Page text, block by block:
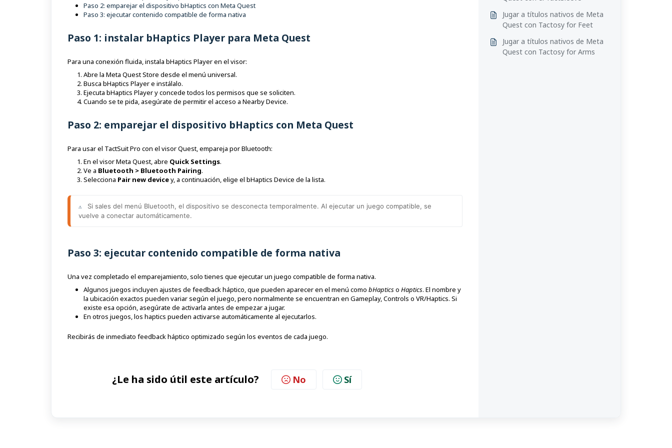
Paso 2: emparejar el dispositivo bHaptics con Meta Quest
Paso 3: ejecutar contenido compatible de forma nativa
Paso 1: instalar bHaptics Player para Meta Quest
Para una conexión fluida, instala bHaptics Player en el visor:
Abre la Meta Quest Store desde el menú universal.
Busca bHaptics Player e instálalo.
Ejecuta bHaptics Player y concede todos los permisos que se soliciten.
Cuando se te pida, asegúrate de permitir el acceso a Nearby Device.
Paso 2: emparejar el dispositivo bHaptics con Meta Quest
Para usar el TactSuit Pro con el visor Quest, empareja por Bluetooth:
En el visor Meta Quest, abre Quick Settings.
Ve a Bluetooth > Bluetooth Pairing.
Selecciona Pair new devicey, a continuación, elige el bHaptics Device de la lista.
⚠️
Si sales del menú Bluetooth, el dispositivo se desconecta temporalmente. Al ejecutar un juego compatible, se
vuelve a conectar automáticamente.
Paso 3: ejecutar contenido compatible de forma nativa
Una vez completado el emparejamiento, solo tienes que ejecutar un juego compatible de forma nativa.
Algunos juegos incluyen ajustes de feedback háptico, que pueden aparecer en el menú como bHapticso Haptics. El nombre y
la ubicación exactos pueden variar según el juego, pero normalmente se encuentran en Gameplay, Controls o VR/Haptics. Si
existe esa opción, asegúrate de activarla antes de empezar a jugar.
En otros juegos, los haptics pueden activarse automáticamente al ejecutarlos.
Recibirás de inmediato feedback háptico optimizado según los eventos de cada juego.
¿Le ha sido útil este artículo? No Sí
Jugar a títulos nativos de Meta
Quest con Tactosy for Feet
Jugar a títulos nativos de Meta
Quest con Tactosy for Arms